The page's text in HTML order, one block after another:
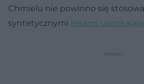
Chmielu nie powinno się
syntetycznymi lekami